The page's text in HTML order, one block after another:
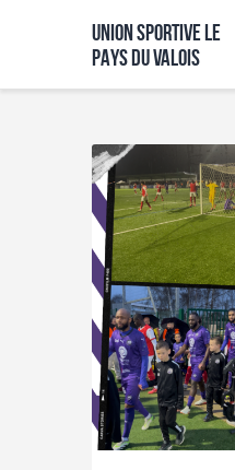
UNION SPORTIVE LE
PAYS DU VALOIS
UNION
Partenaires
Presse
Fiche de
Ultimate